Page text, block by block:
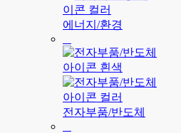
에너지/환경
전자부품/반도체